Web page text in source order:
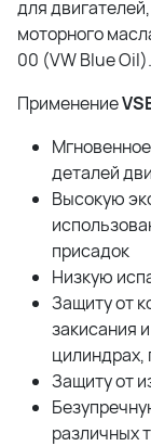
для
моторного
00 (VW Blue Oil).
Применение
деталей
Высокую
присадок
Низкую
Защиту от
закисания
цилиндрах,
Защиту от
различных